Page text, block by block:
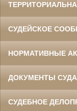
СУДЕЙСКОЕ
НОРМАТИВНЫЕ
ДОКУМЕНТЫ СУДА
СУДЕБНОЕ